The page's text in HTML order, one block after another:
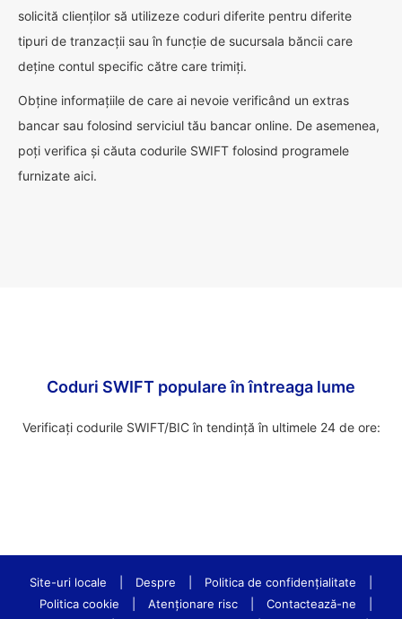
solicită clienților să utilizeze coduri diferite pentru diferite
tipuri de tranzacții sau în funcție de sucursala băncii care
deține contul specific către care trimiți.
Obține informațiile de care ai nevoie verificând un extras
bancar sau folosind serviciul tău bancar online. De asemenea,
poți verifica și căuta codurile SWIFT folosind programele
furnizate aici.
Coduri SWIFT populare în întreaga lume
Verificați codurile SWIFT/BIC în tendință în ultimele 24 de ore:
Site-uri locale Despre Politica de confidenţialitate
Politica cookie
Atenționare risc Contactează-ne